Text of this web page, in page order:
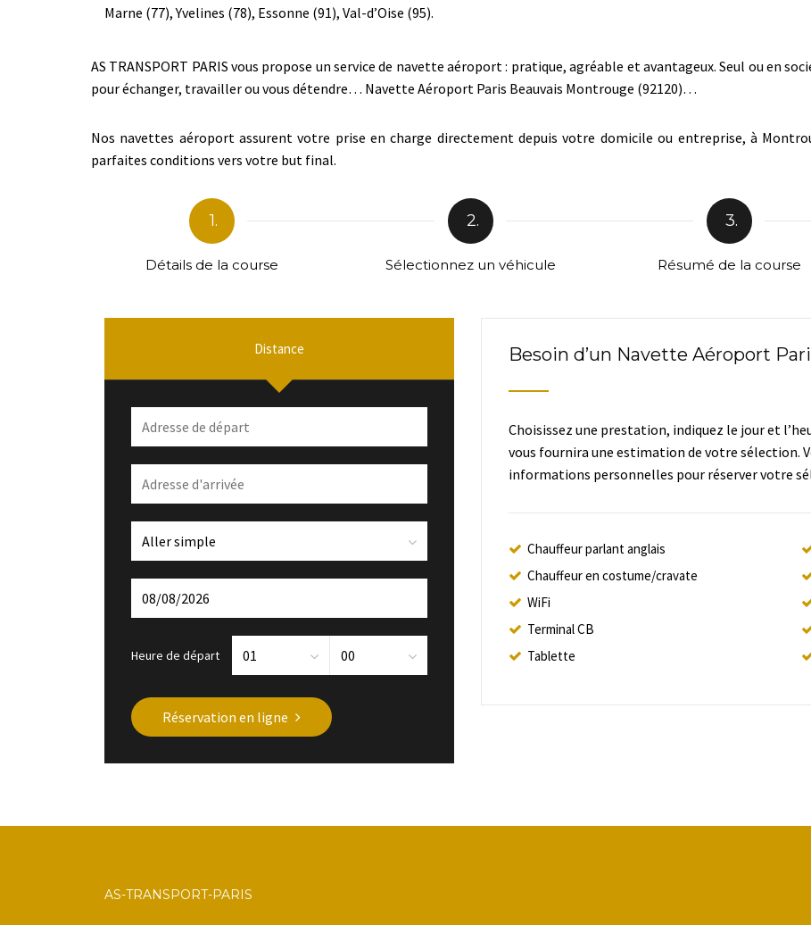
Marne (77), Yvelines (78), Essonne (91), Val-d’Oise (95).
AS TRANSPORT PARIS vous propose un service de navette aéroport : pratique, agréable et avantageux. Seul ou en
pour échanger, travailler ou vous détendre… Navette Aéroport Paris Beauvais Montrouge (92120)…
Nos navettes aéroport assurent votre prise en charge directement depuis votre domicile ou entreprise, à
parfaites conditions vers votre but final.
1.
Détails de la course
2.
Sélectionnez un véhicule
3.
Résumé de la course
Distance
Heure de départ
Réservation en ligne
Besoin d’un Navette Aéroport
Choisissez une prestation, indiquez le jour et
vous fournira une estimation de votre sélection.
informations personnelles pour réserver votre
Chauffeur parlant anglais
Chauffeur en costume/cravate
WiFi
Terminal CB
Tablette
AS-TRANSPORT-PARIS